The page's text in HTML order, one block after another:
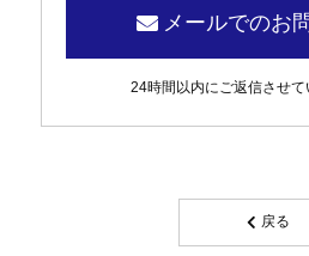
メールでのお
24時間以内にご返信させて
戻る